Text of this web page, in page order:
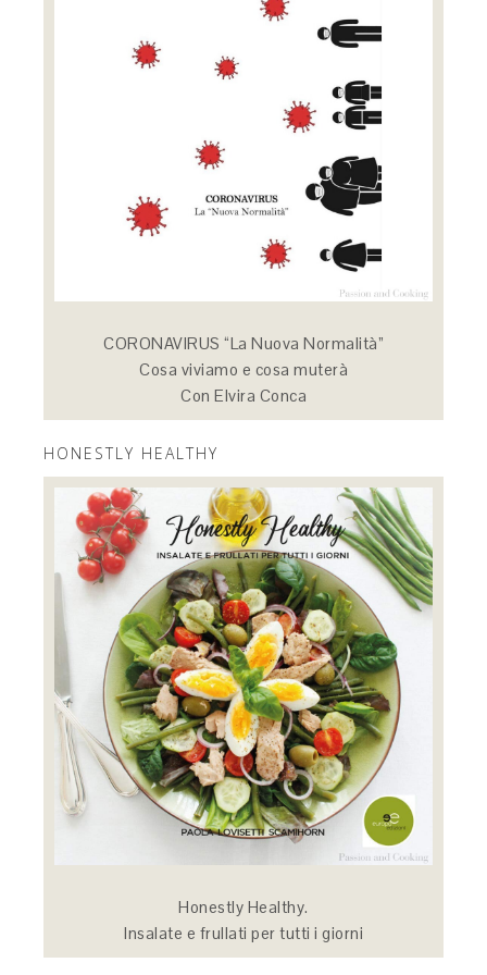
CORONAVIRUS “La Nuova Normalità”
Cosa viviamo e cosa muterà
Con Elvira Conca
HONESTLY HEALTHY
Honestly Healthy.
Insalate e frullati per tutti i giorni